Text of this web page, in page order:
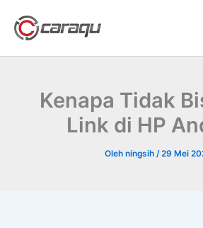
konten
Kenapa Tidak
Link di HP
Oleh ningsih /29 Mei